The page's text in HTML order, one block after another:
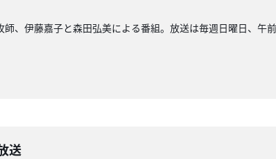
師、伊藤嘉子と森田弘美による番組。放送は毎週日曜日、午
送